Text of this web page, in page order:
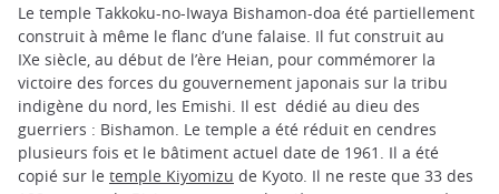
Le temple Takkoku-no-Iwaya Bishamon-doa été partiellement
construit à même le flanc d’une falaise. Il fut construit au
IXe siècle, au début de l’ère Heian, pour commémorer la
victoire des forces du gouvernement japonais sur la tribu
indigène du nord, les Emishi. Il est dédié au dieu des
guerriers : Bishamon. Le temple a été réduit en cendres
plusieurs fois et le bâtiment actuel date de 1961. Il a été
copié sur le temple Kiyomizu de Kyoto. Il ne reste que 33 des